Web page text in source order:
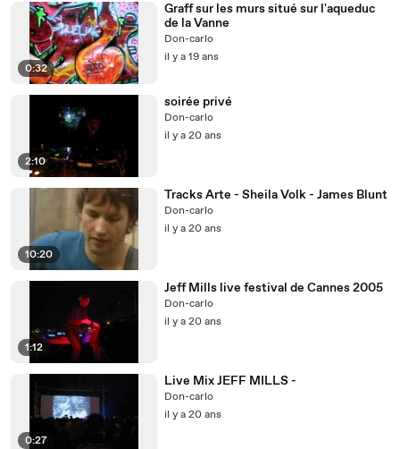
0:32
Graff sur les murs situé sur l'aqueduc
de la Vanne
Don-carlo
il y a 19 ans
2:10
soirée privé
Don-carlo
il y a 20 ans
10:20
Tracks Arte - Sheila Volk - James Blunt
Don-carlo
il y a 20 ans
1:12
Jeff Mills live festival de Cannes 2005
Don-carlo
il y a 20 ans
0:27
Live Mix JEFF MILLS -
Don-carlo
il y a 20 ans